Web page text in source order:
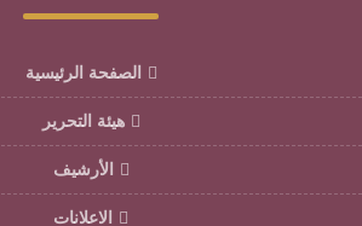
الصفحة الرئيسية
هيئة التحرير
الأرشيف
الاعلانات